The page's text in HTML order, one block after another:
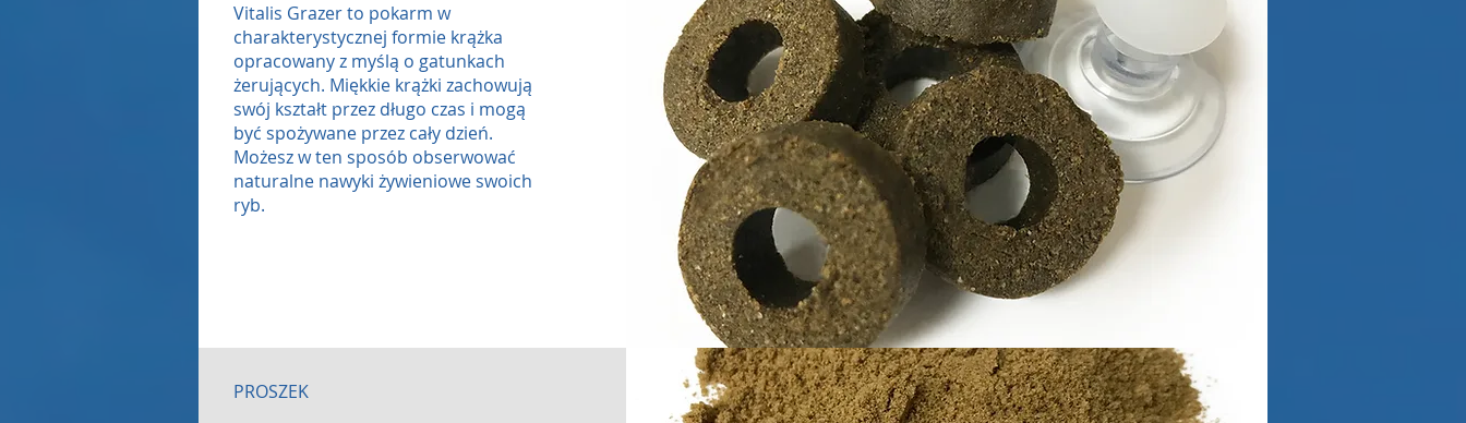
Vitalis Grazer to pokarm w
charakterystycznej formie krążka
opracowany z myślą o gatunkach
żerujących. Miękkie krążki zachowują
swój kształt przez długo czas i mogą
być spożywane przez cały dzień.
Możesz w ten sposób obserwować
naturalne nawyki żywieniowe swoich
ryb.
PROSZEK